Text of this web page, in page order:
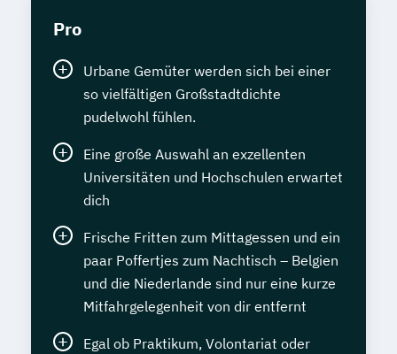
Pro
Urbane Gemüter werden sich bei einer
so vielfältigen Großstadtdichte
pudelwohl fühlen.
Eine große Auswahl an exzellenten
Universitäten und Hochschulen erwartet
dich
Frische Fritten zum Mittagessen und ein
paar Poffertjes zum Nachtisch – Belgien
und die Niederlande sind nur eine kurze
Mitfahrgelegenheit von dir entfernt
Egal ob Praktikum, Volontariat oder